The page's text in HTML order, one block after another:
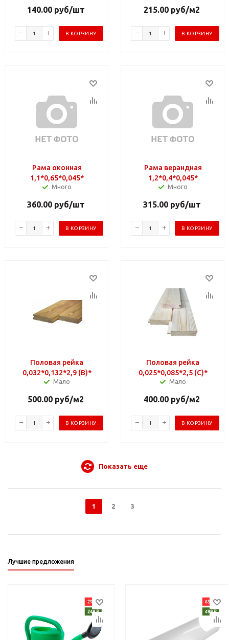
140.00руб/шт
В КОРЗИНУ
215.00 руб/м2
В КОРЗИНУ
Рама оконная
1,1*0,65*0,045*
Много
360.00руб/шт
В КОРЗИНУ
Рама верандная
1,2*0,4*0,045*
Много
315.00руб/шт
В КОРЗИНУ
Половая рейка
0,032*0,132*2,9 (B)*
Мало
500.00 руб/м2
В КОРЗИНУ
Половая рейка
0,025*0,085*2,5 (C)*
Мало
400.00 руб/м2
В КОРЗИНУ
Показать еще
1 2 3
Лучшие предложения